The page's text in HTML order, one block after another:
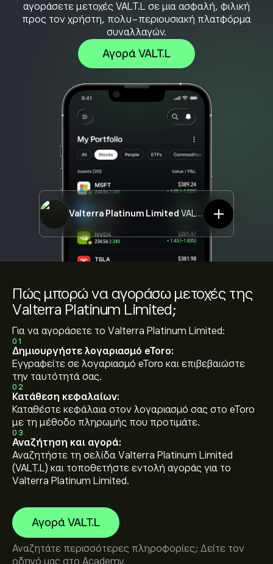
αγοράσετε μετοχές VALT.L σε μια ασφαλή, φιλική
προς τον χρήστη, πολυ-περιουσιακή πλατφόρμα
συναλλαγών.
Αγορά VALT.L
Valterra Platinum Limited VALT.L
Πώς μπορώ να αγοράσω μετοχές της
Valterra Platinum Limited;
Για να αγοράσετε το Valterra Platinum Limited:
01
Δημιουργήστε λογαριασμό eToro:
Εγγραφείτε σε λογαριασμό eToro και επιβεβαιώστε
την ταυτότητά σας.
02
Κατάθεση κεφαλαίων:
Καταθέστε κεφάλαια στον λογαριασμό σας στο eToro
με τη μέθοδο πληρωμής που προτιμάτε.
03
Αναζήτηση και αγορά:
Αναζητήστε τη σελίδα Valterra Platinum Limited
(VALT.L) και τοποθετήστε εντολή αγοράς για το
Valterra Platinum Limited.
Αγορά VALT.L
Αναζητάτε περισσότερες πληροφορίες; Δείτε τον
οδηγό μας στο Academy.